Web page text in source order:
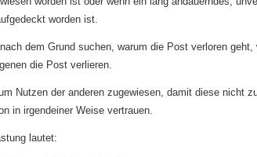
worden ist.
dem Grund suchen, warum die Post verloren
die Post verlieren.
Nutzen der anderen zugewiesen, damit diese nicht
in irgendeiner Weise vertrauen.
lautet: